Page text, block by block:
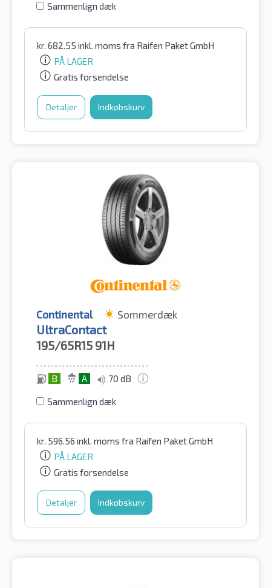
Sammenlign dæk
kr. 682.55 inkl. moms fra Raifen Paket GmbH
PÅ LAGER
Gratis forsendelse
Detaljer Indkøbskurv
Continental Sommerdæk
UltraContact
195/65R15 91H
B A 70 dB
Sammenlign dæk
kr. 596.56 inkl. moms fra Raifen Paket GmbH
PÅ LAGER
Gratis forsendelse
Detaljer Indkøbskurv